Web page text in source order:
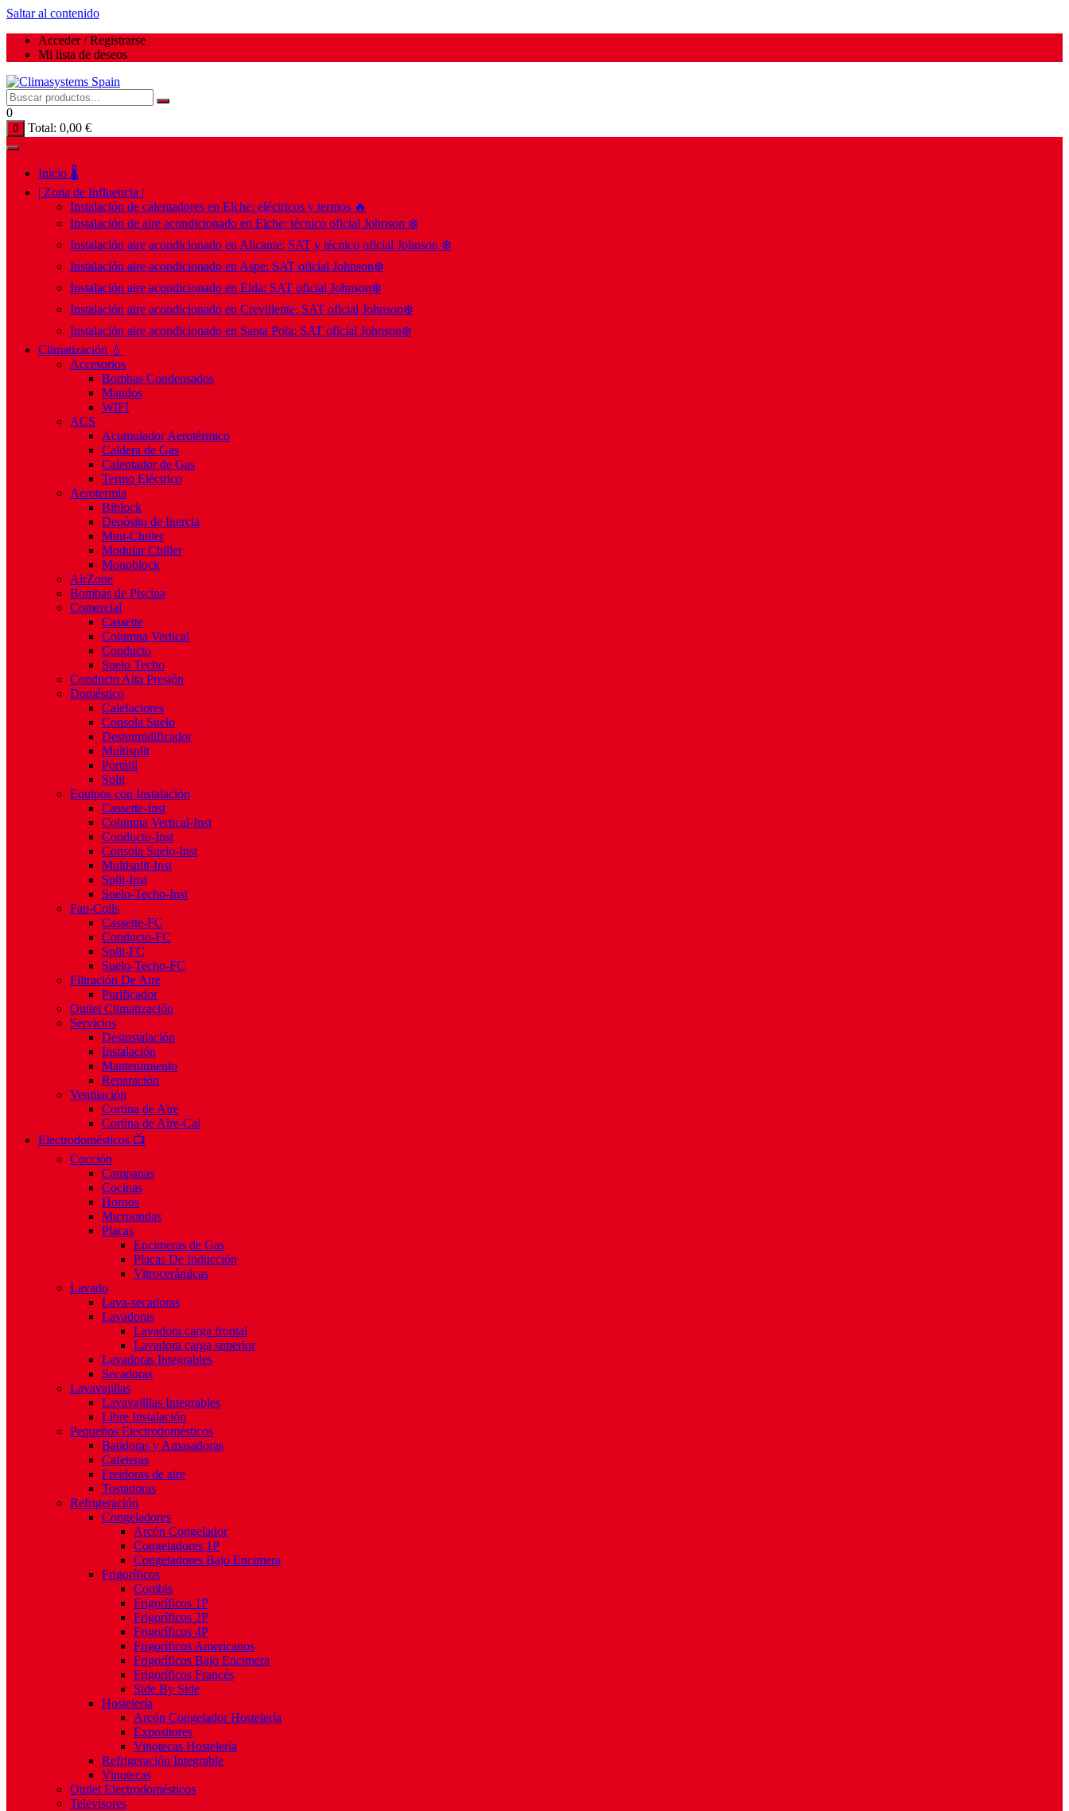
Saltar al contenido
Acceder / Registrarse
Mi lista de deseos
0
0 Total: 0,00 €
Inicio 🌡️
| Zona de Influencia |
Instalación de calentadores en Elche: eléctricos y termos 🔥
Instalación de aire acondicionado en Elche: técnico oficial Johnson ❄️
Instalación aire acondicionado en Alicante: SAT y técnico oficial Johnson ❄️
Instalación aire acondicionado en Aspe: SAT oficial Johnson❄️
Instalación aire acondicionado en Elda: SAT oficial Johnson❄️
Instalación aire acondicionado en Crevillente: SAT oficial Johnson❄️
Instalación aire acondicionado en Santa Pola: SAT oficial Johnson❄️
Climatización 💧
Accesorios
Bombas Condensados
Mandos
WIFI
ACS
Acumulador Aerotérmico
Caldera de Gas
Calentador de Gas
Termo Eléctrico
Aerotermia
Biblock
Depósito de Inercia
Mini-Chiller
Modular Chiller
Monoblock
AirZone
Bombas de Piscina
Comercial
Cassette
Columna Vertical
Conducto
Suelo Techo
Conducto Alta Presión
Doméstico
Calefactores
Consola Suelo
Deshumidificador
Multisplit
Portátil
Split
Equipos con Instalación
Cassette-Inst
Columna Vertical-Inst
Conducto-Inst
Consola Suelo-Inst
Multisplit-Inst
Split-Inst
Suelo-Techo-Inst
Fan-Coils
Cassette-FC
Conducto-FC
Split-FC
Suelo-Techo-FC
Filtración De Aire
Purificador
Outlet Climatización
Servicios
Desinstalación
Instalación
Mantenimiento
Reparación
Ventilación
Cortina de Aire
Cortina de Aire-Cal
Electrodomésticos 📺
Cocción
Campanas
Cocinas
Hornos
Microondas
Placas
Encimeras de Gas
Placas De Inducción
Vitrocerámicas
Lavado
Lava-secadoras
Lavadoras
Lavadora carga frontal
Lavadora carga superior
Lavadoras Integrables
Secadoras
Lavavajillas
Lavavajillas Integrables
Libre Instalación
Pequeños Electrodomésticos
Batidoras y Amasadoras
Cafeteras
Freidoras de aire
Tostadoras
Refrigeración
Congeladores
Arcón Congelador
Congeladores 1P
Congeladores Bajo Encimera
Frigoríficos
Combis
Frigoríficos 1P
Frigoríficos 2P
Frigoríficos 4P
Frigoríficos Americanos
Frigoríficos Bajo Encimera
Frigoríficos Francés
Side By Side
Hostelería
Arcón Congelador Hostelería
Expositores
Vinotecas Hostelería
Refrigeración Integrable
Vinotecas
Outlet Electrodomésticos
Televisores